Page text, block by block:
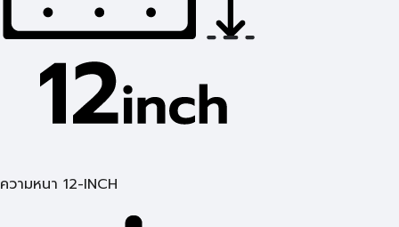
ความหนา 12-INCH